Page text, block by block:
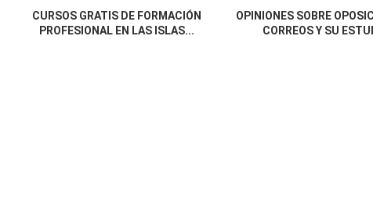
CURSOS GRATIS DE FORMACIÓN
PROFESIONAL EN LAS ISLAS...
OPINIONES SOBRE
CORREOS Y SU